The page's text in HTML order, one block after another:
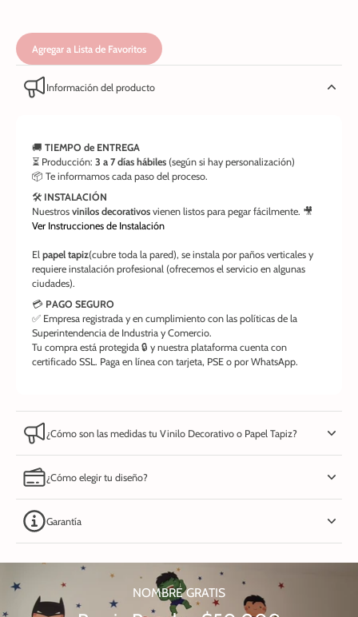
Agregar a Lista de Favoritos
Información del producto
🚚 TIEMPO de ENTREGA
⏳ Producción: 3 a 7 días hábiles (según si hay personalización)
📦 Te informamos cada paso del proceso.
🛠️ INSTALACIÓN
Nuestros vinilos decorativos vienen listos para pegar fácilmente. 🎥
Ver Instrucciones de Instalación
El papel tapiz(cubre toda la pared), se instala por paños verticales y
requiere instalación profesional (ofrecemos el servicio en algunas
ciudades).
💳 PAGO SEGURO
✅ Empresa registrada y en cumplimiento con las políticas de la
Superintendencia de Industria y Comercio.
Tu compra está protegida 🔒 y nuestra plataforma cuenta con
certificado SSL. Paga en línea con tarjeta, PSE o por WhatsApp.
¿Cómo son las medidas tu Vinilo Decorativo o Papel Tapiz?
¿Cómo elegir tu diseño?
Garantía
NOMBRE GRATIS